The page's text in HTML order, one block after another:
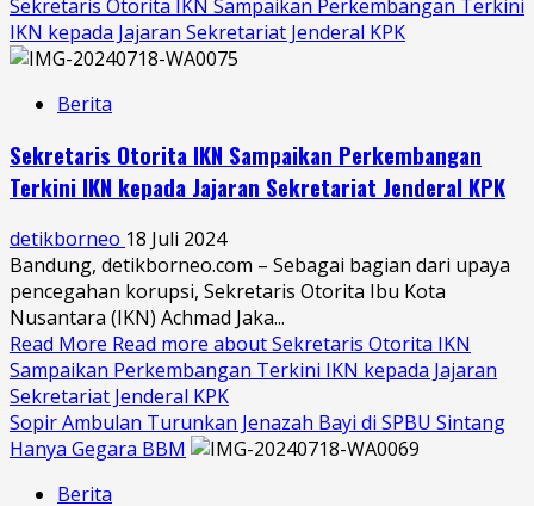
Sekretaris Otorita IKN Sampaikan Perkembangan Terkini
IKN kepada Jajaran Sekretariat Jenderal KPK
Berita
Sekretaris Otorita IKN Sampaikan Perkembangan
Terkini IKN kepada Jajaran Sekretariat Jenderal KPK
detikborneo 18 Juli 2024
Bandung, detikborneo.com – Sebagai bagian dari upaya
pencegahan korupsi, Sekretaris Otorita Ibu Kota
Nusantara (IKN) Achmad Jaka...
Read More Read more about Sekretaris Otorita IKN
Sampaikan Perkembangan Terkini IKN kepada Jajaran
Sekretariat Jenderal KPK
Sopir Ambulan Turunkan Jenazah Bayi di SPBU Sintang
Hanya Gegara BBM
Berita